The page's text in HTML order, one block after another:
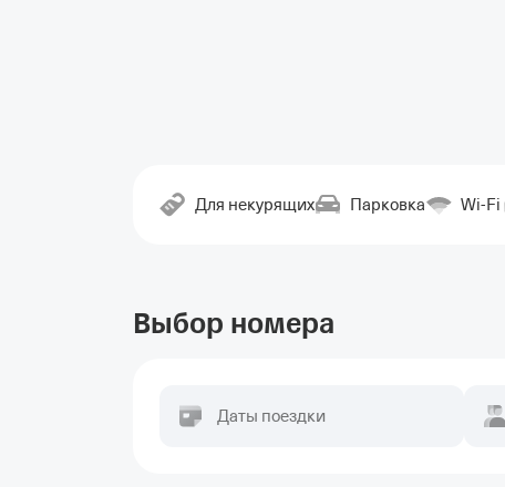
Для некурящих Парковка Wi-Fi
Выбор номера
Даты поездки